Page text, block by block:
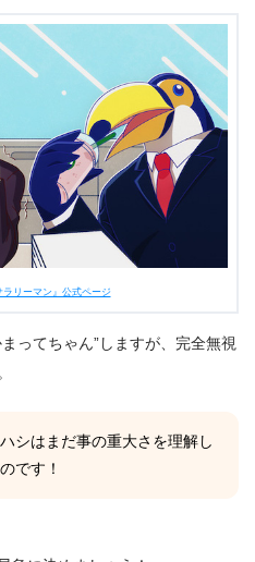
ラリーマン』公式ページ
ってちゃん”しますが、完全無視
シはまだ事の重大さを理解し
です！